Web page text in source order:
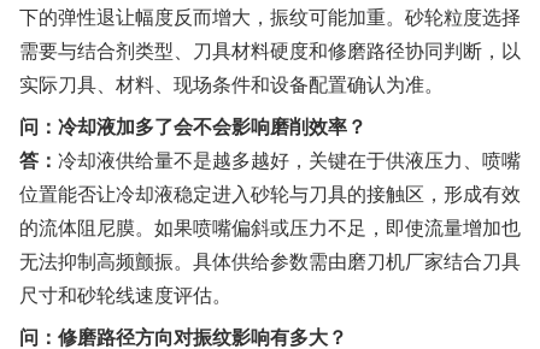
下的弹性退让幅度反而增大，振纹可能加重。砂轮粒度选择
需要与结合剂类型、刀具材料硬度和修磨路径协同判断，以
实际刀具、材料、现场条件和设备配置确认为准。
问：冷却液加多了会不会影响磨削效率？
答： 冷却液供给量不是越多越好，关键在于供液压力、喷嘴
位置能否让冷却液稳定进入砂轮与刀具的接触区，形成有效
的流体阻尼膜。如果喷嘴偏斜或压力不足，即使流量增加也
无法抑制高频颤振。具体供给参数需由磨刀机厂家结合刀具
尺寸和砂轮线速度评估。
问：修磨路径方向对振纹影响有多大？